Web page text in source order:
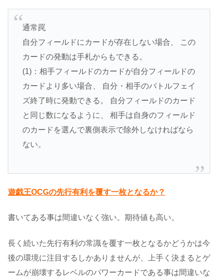
通常罠
自分フィールドにカードが存在しない場合、 この
カードの発動は手札からもできる。
(1)：相手フィールドのカードが自分フィールドの
カードより多い場合、 自分・相手のバトルフェイ
ズ終了時に発動できる。 自分フィールドのカード
と同じ数になるように、 相手は自身のフィールド
のカードを選んで裏側表示で除外しなければなら
ない。
遊戯王OCGの先行有利を覆す一枚となるか？
書いてある事は間違いなく強い。期待値も高い。
長く続いた先行有利の常識を覆す一枚となるかどうかは今
後の環境に注目するしかありませんが、上手く決まるとゲ
ームが崩壊するレベルのパワーカードである事は間違いな